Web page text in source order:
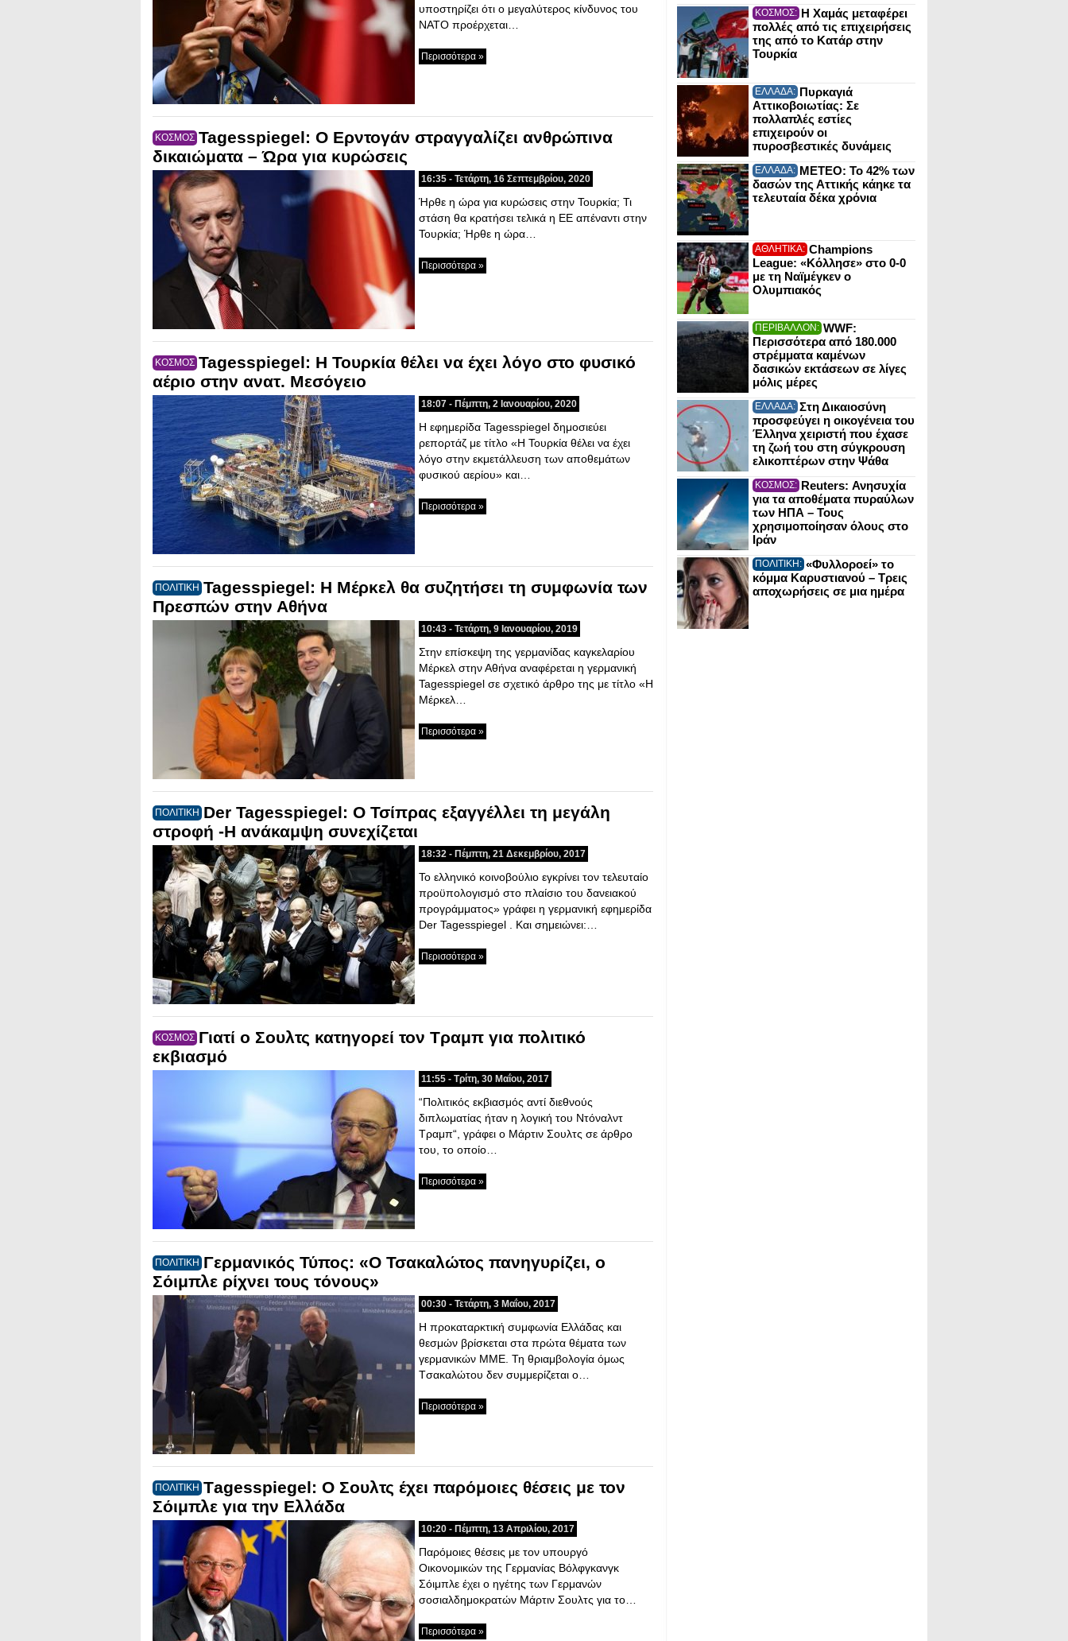
υποστηρίζει ότι ο μεγαλύτερος κίνδυνος του
ΝΑΤΟ προέρχεται…
Περισσότερα »
ΚΟΣΜΟΣ Tagesspiegel: Ο Ερντογάν στραγγαλίζει ανθρώπινα
δικαιώματα – Ώρα για κυρώσεις
16:35 - Τετάρτη, 16 Σεπτεμβρίου, 2020
Ήρθε η ώρα για κυρώσεις στην Τουρκία; Τι
στάση θα κρατήσει τελικά η ΕΕ απέναντι στην
Τουρκία; Ήρθε η ώρα…
Περισσότερα »
ΚΟΣΜΟΣ Tagesspiegel: Η Τουρκία θέλει να έχει λόγο στο φυσικό
αέριο στην ανατ. Μεσόγειο
18:07 - Πέμπτη, 2 Ιανουαρίου, 2020
Η εφημερίδα Tagesspiegel δημοσιεύει
ρεπορτάζ με τίτλο «Η Τουρκία θέλει να έχει
λόγο στην εκμετάλλευση των αποθεμάτων
φυσικού αερίου» και…
Περισσότερα »
ΠΟΛΙΤΙΚΗ Tagesspiegel: Η Μέρκελ θα συζητήσει τη συμφωνία των
Πρεσπών στην Αθήνα
10:43 - Τετάρτη, 9 Ιανουαρίου, 2019
Στην επίσκεψη της γερμανίδας καγκελαρίου
Μέρκελ στην Αθήνα αναφέρεται η γερμανική
Tagesspiegel σε σχετικό άρθρο της με τίτλο «Η
Μέρκελ…
Περισσότερα »
ΠΟΛΙΤΙΚΗ Der Tagesspiegel: Ο Τσίπρας εξαγγέλλει τη μεγάλη
στροφή -Η ανάκαμψη συνεχίζεται
18:32 - Πέμπτη, 21 Δεκεμβρίου, 2017
Το ελληνικό κοινοβούλιο εγκρίνει τον τελευταίο
προϋπολογισμό στο πλαίσιο του δανειακού
προγράμματος» γράφει η γερμανική εφημερίδα
Der Tagesspiegel . Και σημειώνει:…
Περισσότερα »
ΚΟΣΜΟΣ Γιατί ο Σουλτς κατηγορεί τον Τραμπ για πολιτικό
εκβιασμό
11:55 - Τρίτη, 30 Μαΐου, 2017
“Πολιτικός εκβιασμός αντί διεθνούς
διπλωματίας ήταν η λογική του Ντόναλντ
Τραμπ“, γράφει ο Μάρτιν Σουλτς σε άρθρο
του, το οποίο…
Περισσότερα »
ΠΟΛΙΤΙΚΗ Γερμανικός Τύπος: «Ο Τσακαλώτος πανηγυρίζει, ο
Σόιμπλε ρίχνει τους τόνους»
00:30 - Τετάρτη, 3 Μαΐου, 2017
Η προκαταρκτική συμφωνία Ελλάδας και
θεσμών βρίσκεται στα πρώτα θέματα των
γερμανικών ΜΜΕ. Τη θριαμβολογία όμως
Tσακαλώτου δεν συμμερίζεται ο…
Περισσότερα »
ΠΟΛΙΤΙΚΗ Τagesspiegel: Ο Σουλτς έχει παρόμοιες θέσεις με τον
Σόιμπλε για την Ελλάδα
10:20 - Πέμπτη, 13 Απριλίου, 2017
Παρόμοιες θέσεις με τον υπουργό
Οικονομικών της Γερμανίας Βόλφγκανγκ
Σόιμπλε έχει ο ηγέτης των Γερμανών
σοσιαλδημοκρατών Μάρτιν Σουλτς για το…
Περισσότερα »
ΚΟΣΜΟΣ: Η Χαμάς μεταφέρει
πολλές από τις επιχειρήσεις
της από το Κατάρ στην
Τουρκία
ΕΛΛΑΔΑ: Πυρκαγιά
Αττικοβοιωτίας: Σε
πολλαπλές εστίες
επιχειρούν οι
πυροσβεστικές δυνάμεις
ΕΛΛΑΔΑ: ΜΕΤΕΟ: Το 42% των
δασών της Αττικής κάηκε τα
τελευταία δέκα χρόνια
ΑΘΛΗΤΙΚΑ: Champions
League: «Κόλλησε» στο 0-0
με τη Ναϊμέγκεν ο
Ολυμπιακός
ΠΕΡΙΒΑΛΛΟΝ: WWF:
Περισσότερα από 180.000
στρέμματα καμένων
δασικών εκτάσεων σε λίγες
μόλις μέρες
ΕΛΛΑΔΑ: Στη Δικαιοσύνη
προσφεύγει η οικογένεια του
Έλληνα χειριστή που έχασε
τη ζωή του στη σύγκρουση
ελικοπτέρων στην Ψάθα
ΚΟΣΜΟΣ: Reuters: Ανησυχία
για τα αποθέματα πυραύλων
των ΗΠΑ – Τους
χρησιμοποίησαν όλους στο
Ιράν
ΠΟΛΙΤΙΚΗ: «Φυλλοροεί» το
κόμμα Καρυστιανού – Τρεις
αποχωρήσεις σε μια ημέρα